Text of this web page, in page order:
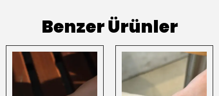
Benzer Ürünler